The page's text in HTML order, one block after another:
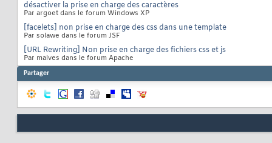
désactiver la prise en charge des caractères
Par argoet dans le forum Windows XP
[facelets] non prise en charge des css dans une template
Par solawe dans le forum JSF
[URL Rewriting] Non prise en charge des fichiers css et js
Par malves dans le forum Apache
Partager